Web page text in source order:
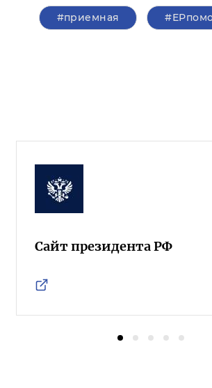
#приемная
Сайт президента РФ